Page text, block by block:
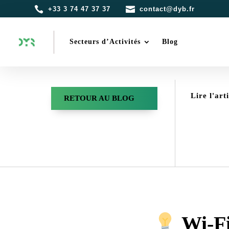
 +33 3 74 47 37 37  contact@dyb.fr
Secteurs d’Activités Blog
RETOUR AU BLOG Lire
Wi-